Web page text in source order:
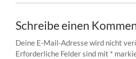
Schreibe einen
Deine E-Mail-Adresse wird nicht
Erforderliche Felder sind mit *